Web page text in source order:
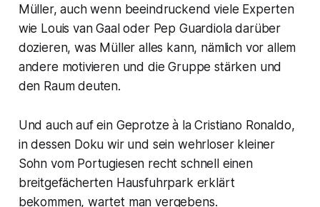
Müller, auch wenn beeindruckend viele Experten
wie Louis van Gaal oder Pep Guardiola darüber
dozieren, was Müller alles kann, nämlich vor allem
andere motivieren und die Gruppe stärken und
den Raum deuten.
Und auch auf ein Geprotze à la Cristiano Ronaldo,
in dessen Doku wir und sein wehrloser kleiner
Sohn vom Portugiesen recht schnell einen
breitgefächerten Hausfuhrpark erklärt
bekommen, wartet man vergebens.